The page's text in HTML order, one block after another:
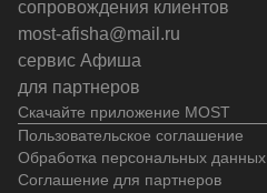
Скачайте приложение MOST
сопровождения клиентов
most-afisha@mail.ru
сервис Афиша
для партнеров
Пользовательское соглашение
Обработка персональных данных
Соглашение для партнеров